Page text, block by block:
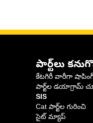
పార్ట్‌లు
కేటగిరీ వారీగా
పార్ట్‌ల డయాగ్రామ్
SIS
Cat పార్ట్‌ల గురించి
సైట్ మ్యాప్